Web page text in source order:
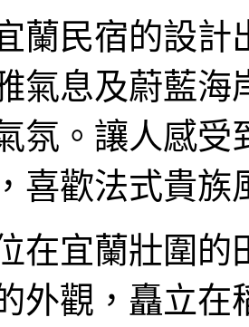
蘭民宿線上廣告
站要曝光快來電
蘭民宿的設計
氣息及蔚藍
氛。讓人感受
喜歡法式貴族
在宜蘭壯圍的
外觀，矗立